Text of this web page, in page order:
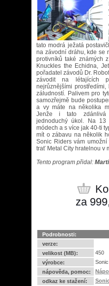
tato modrá ježatá
na závodní dráhu, kde se
protivníků také známých
Knuckles the Echidna,
pořadatel závodů Dr.
závodit na létajících
nejrůznějšími
záludností. Palivem pro
samozřejmě bude
a vy máte na několika
Jenže i tato zdánlivá
jednoduchý úkol. Na 13
módech a s více jak 40-ti
mít o zábavu na několik
Sonic Riders vám
trať Metal City hratelnou v
Tento program přidal:
za
Podrobnosti:
verze:
velikost (MB):
450
výrobce:
nápověda, pomoc:
odkaz ke stažení: